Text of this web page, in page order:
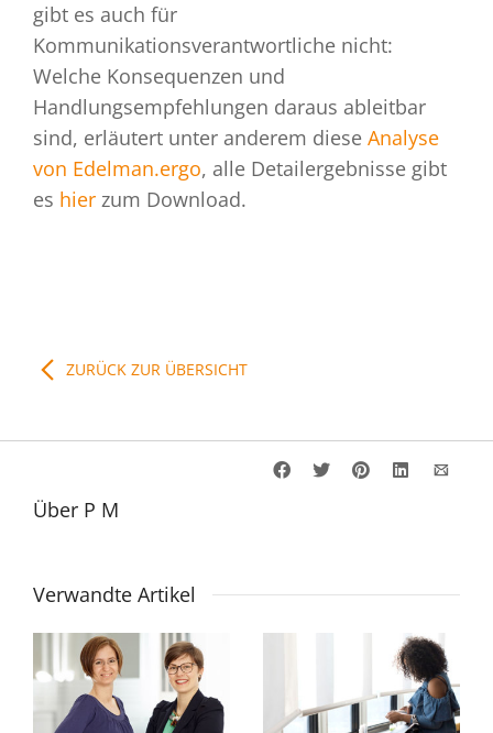
gibt es auch für
Kommunikationsverantwortliche nicht:
Welche Konsequenzen und
Handlungsempfehlungen daraus ableitbar
sind, erläutert unter anderem diese Analyse
von Edelman.ergo, alle Detailergebnisse gibt
es hier zum Download.
ZURÜCK ZUR ÜBERSICHT
Über P M
Verwandte Artikel